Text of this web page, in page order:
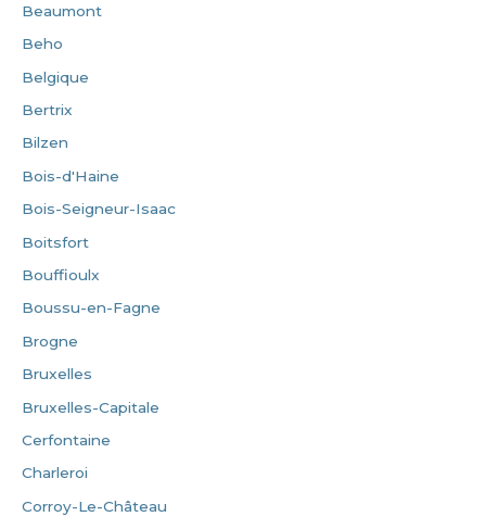
Beaumont
Beho
Belgique
Bertrix
Bilzen
Bois-d'Haine
Bois-Seigneur-Isaac
Boitsfort
Bouffioulx
Boussu-en-Fagne
Brogne
Bruxelles
Bruxelles-Capitale
Cerfontaine
Charleroi
Corroy-Le-Château